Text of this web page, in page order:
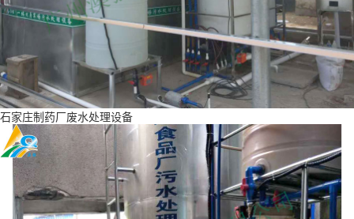
石家庄制药厂废水处理设备